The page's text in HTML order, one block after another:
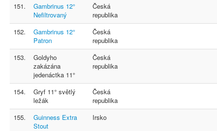
151.
Gambrinus 12°
Nefiltrovaný
Česká
republika
152.
Gambrinus 12°
Patron
Česká
republika
153.
Goldyho
zakázána
jedenáctka 11°
Česká
republika
154.
Gryf 11° světlý
ležák
Česká
republika
155.
Guinness Extra
Stout
Irsko